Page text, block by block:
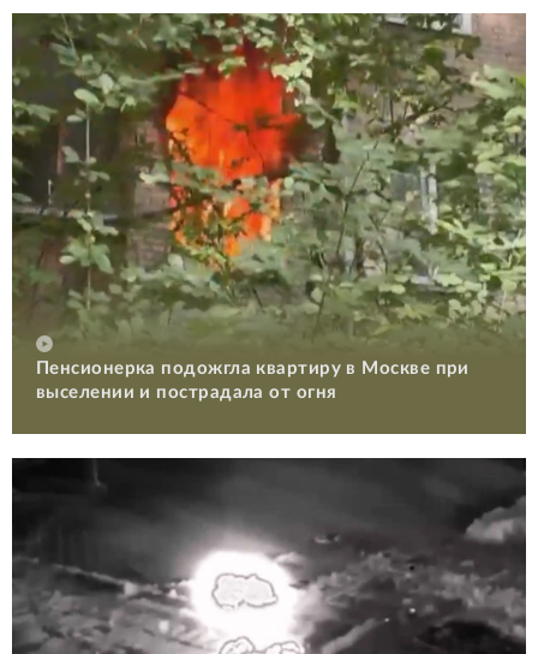
Пенсионерка подожгла квартиру в Москве при
выселении и пострадала от огня